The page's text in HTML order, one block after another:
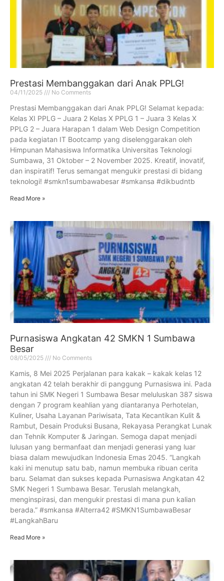
Prestasi Membanggakan dari Anak PPLG!
04/11/2025 No Comments
Prestasi Membanggakan dari Anak PPLG! Selamat kepada:
Kelas XI PPLG – Juara 2 Kelas X PPLG 1 – Juara 3 Kelas X
PPLG 2 – Juara Harapan 1 dalam Web Design Competition
pada kegiatan IT Bootcamp yang diselenggarakan oleh
Himpunan Mahasiswa Informatika Universitas Teknologi
Sumbawa, 31 Oktober – 2 November 2025. Kreatif, inovatif,
dan inspiratif! Terus semangat mengukir prestasi di bidang
teknologi! #smkn1sumbawabesar #smkansa #dikbudntb
Read More »
Purnasiswa Angkatan 42 SMKN 1 Sumbawa
Besar
08/05/2025 No Comments
Kamis, 8 Mei 2025 Perjalanan para kakak – kakak kelas 12
angkatan 42 telah berakhir di panggung Purnasiswa ini. Pada
tahun ini SMK Negeri 1 Sumbawa Besar meluluskan 387 siswa
dengan 7 program keahlian yang diantaranya Perhotelan,
Kuliner, Usaha Layanan Pariwisata, Tata Kecantikan Kulit &
Rambut, Desain Produksi Busana, Rekayasa Perangkat Lunak
dan Tehnik Komputer & Jaringan. Semoga dapat menjadi
lulusan yang bermanfaat dan menjadi generasi yang luar
biasa dalam mewujudkan Indonesia Emas 2045. “Langkah
kaki ini menutup satu bab, namun membuka ribuan cerita
baru. Selamat dan sukses kepada Purnasiswa Angkatan 42
SMK Negeri 1 Sumbawa Besar. Teruslah melangkah,
menginspirasi, dan mengukir prestasi di mana pun kalian
berada.” #smkansa #Alterra42 #SMKN1SumbawaBesar
#LangkahBaru
Read More »